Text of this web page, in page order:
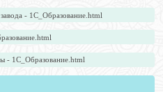
- 1С_Образование.html
- 1С_Образование.html